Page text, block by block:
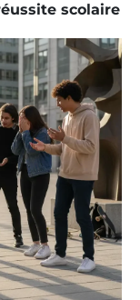
scolaire